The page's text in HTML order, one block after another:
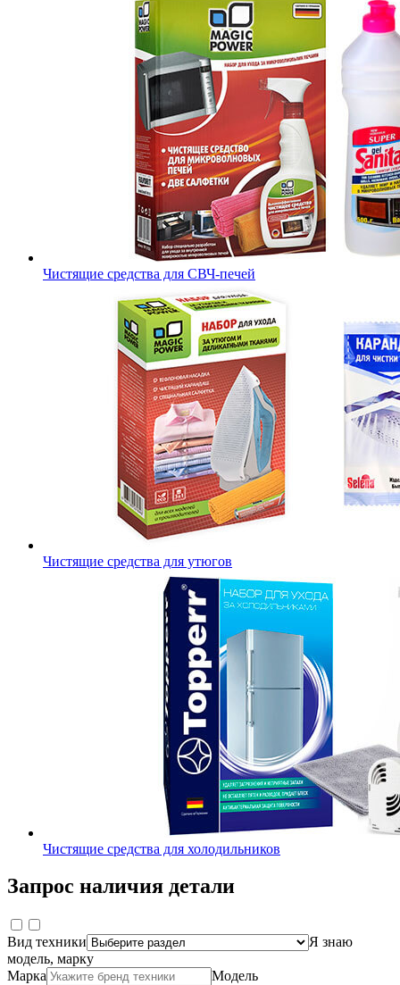
Чистящие средства для СВЧ-печей
Чистящие средства для утюгов
Чистящие средства для холодильников
Запрос наличия детали
Вид техники
Я знаю
модель, марку
Марка
Модель